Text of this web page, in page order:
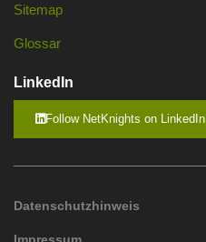
Sitemap
Glossar
LinkedIn
Follow NetKnights on LinkedIn
Datenschutzhinweis
Impressum